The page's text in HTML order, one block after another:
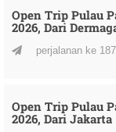
Open Trip Pulau
2026, Dari
perjalanan ke
Open Trip Pulau
2026, Dari Jakarta